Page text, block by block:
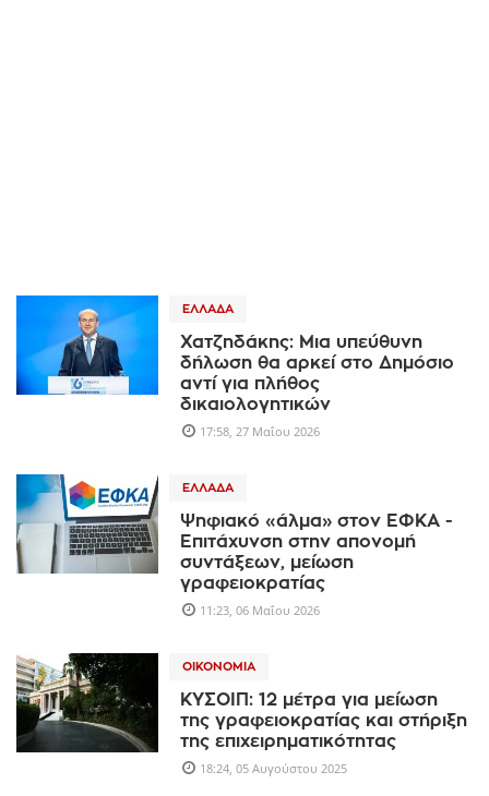
ΕΛΛΆΔΑ
Χατζηδάκης: Μια υπεύθυνη
δήλωση θα αρκεί στο Δημόσιο
αντί για πλήθος
δικαιολογητικών
17:58, 27 Μαΐου 2026
ΕΛΛΆΔΑ
Ψηφιακό «άλμα» στον ΕΦΚΑ -
Επιτάχυνση στην απονομή
συντάξεων, μείωση
γραφειοκρατίας
11:23, 06 Μαΐου 2026
ΟΙΚΟΝΟΜΊΑ
ΚΥΣΟΙΠ: 12 μέτρα για μείωση
της γραφειοκρατίας και στήριξη
της επιχειρηματικότητας
18:24, 05 Αυγούστου 2025